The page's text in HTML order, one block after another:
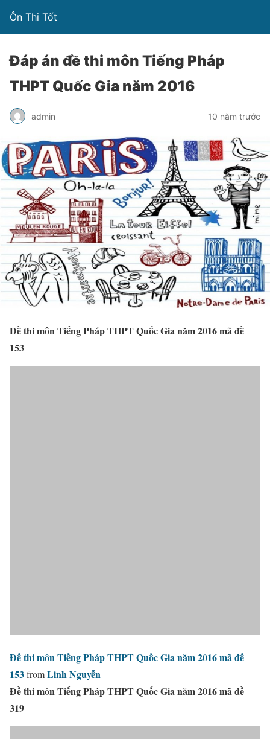
Ôn Thi Tốt
Đáp án đề thi môn Tiếng Pháp
THPT Quốc Gia năm 2016
admin 10 năm trước
Đề thi môn Tiếng Pháp THPT Quốc Gia năm 2016 mã đề
153
Đề thi môn Tiếng Pháp THPT Quốc Gia năm 2016 mã đề
153fromLinh Nguyễn
Đề thi môn Tiếng Pháp THPT Quốc Gia năm 2016 mã đề
319